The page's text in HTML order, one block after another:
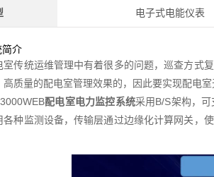
电子式电能仪表
简介
室传统运维管理中有着很多的问题，巡查方式
高质量的配电室管理效果的，因此要实现配电
配电室电力监控系统采用B/S架构，
各种监测设备，传输层通过边缘化计算网关，